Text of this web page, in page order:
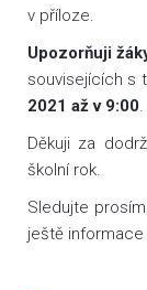
v příloze.
Upozorňuji
souvisejících s
2021 až v 9:00
Děkuji za
školní rok.
Sledujte
ještě